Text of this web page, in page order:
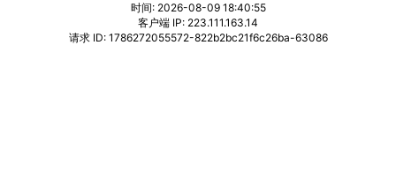
时间: 2026-08-09 18:40:55
客户端 IP: 223.111.163.14
请求 ID: 1786272055572-822b2bc21f6c26ba-63086